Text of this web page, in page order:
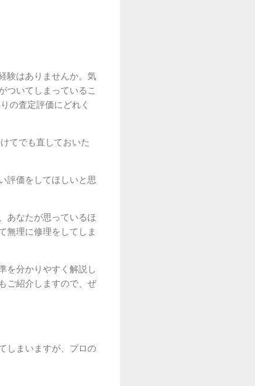
験はありませんか。気
ついてしまっているこ
の査定評価にどれく
てでも直しておいた
評価をしてほしいと思
あなたが思っているほ
無理に修理をしてしま
を分かりやすく解説し
ご紹介しますので、ぜ
しまいますが、プロの